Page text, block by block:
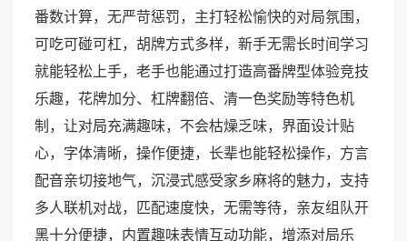
番数计算，无严苛惩罚，主打轻松愉快的对局氛围，
可吃可碰可杠，胡牌方式多样，新手无需长时间学习
就能轻松上手，老手也能通过打造高番牌型体验竞技
乐趣，花牌加分、杠牌翻倍、清一色奖励等特色机
制，让对局充满趣味，不会枯燥乏味，界面设计贴
心，字体清晰，操作便捷，长辈也能轻松操作，方言
配音亲切接地气，沉浸式感受家乡麻将的魅力，支持
多人联机对战，匹配速度快，无需等待，亲友组队开
黑十分便捷，内置趣味表情互动功能，增添对局乐